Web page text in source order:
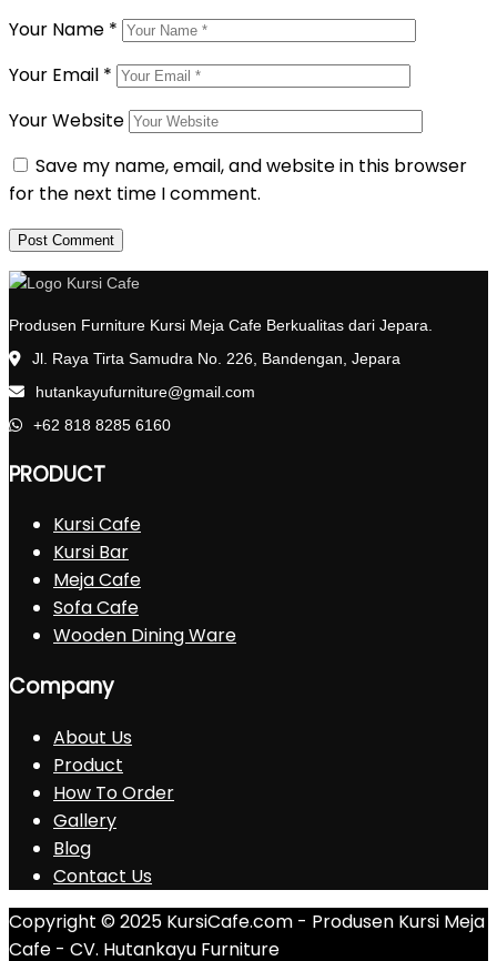
Your Name *
Your Email *
Your Website
Save my name, email, and website in this browser
for the next time I comment.
Produsen Furniture Kursi Meja Cafe Berkualitas dari Jepara.
Jl. Raya Tirta Samudra No. 226, Bandengan, Jepara
hutankayufurniture@gmail.com
+62 818 8285 6160
PRODUCT
Kursi Cafe
Kursi Bar
Meja Cafe
Sofa Cafe
Wooden Dining Ware
Company
About Us
Product
How To Order
Gallery
Blog
Contact Us
Copyright © 2025 KursiCafe.com - Produsen Kursi Meja
Cafe - CV. Hutankayu Furniture